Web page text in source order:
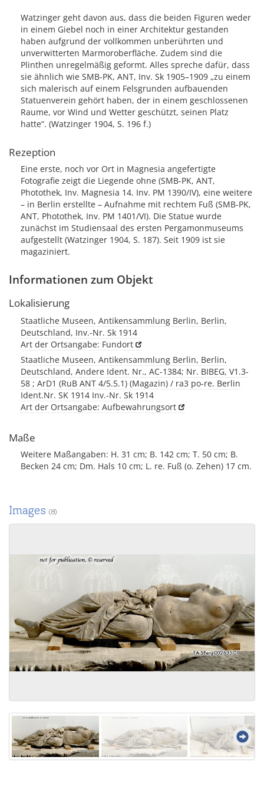
Watzinger geht davon aus, dass die beiden Figuren weder
in einem Giebel noch in einer Architektur gestanden
haben aufgrund der vollkommen unberührten und
unverwitterten Marmoroberfläche. Zudem sind die
Plinthen unregelmäßig geformt. Alles spreche dafür, dass
sie ähnlich wie SMB-PK, ANT, Inv. Sk 1905–1909 „zu einem
sich malerisch auf einem Felsgrunden aufbauenden
Statuenverein gehört haben, der in einem geschlossenen
Raume, vor Wind und Wetter geschützt, seinen Platz
hatte“. (Watzinger 1904, S. 196 f.)
Rezeption
Eine erste, noch vor Ort in Magnesia angefertigte
Fotografie zeigt die Liegende ohne (SMB-PK, ANT,
Photothek, Inv. Magnesia 14. Inv. PM 1390/IV), eine weitere
– in Berlin erstellte – Aufnahme mit rechtem Fuß (SMB-PK,
ANT, Photothek, Inv. PM 1401/VI). Die Statue wurde
zunächst im Studiensaal des ersten Pergamonmuseums
aufgestellt (Watzinger 1904, S. 187). Seit 1909 ist sie
magaziniert.
Informationen zum Objekt
Lokalisierung
Staatliche Museen, Antikensammlung Berlin, Berlin,
Deutschland, Inv.-Nr. Sk 1914
Art der Ortsangabe: Fundort
Staatliche Museen, Antikensammlung Berlin, Berlin,
Deutschland, Andere Ident. Nr., AC-1384; Nr. BIBEG, V1.3-
58 ; ArD1 (RuB ANT 4/5.5.1) (Magazin) / ra3 po-re. Berlin
Ident.Nr. SK 1914 Inv.-Nr. Sk 1914
Art der Ortsangabe: Aufbewahrungsort
Maße
Weitere Maßangaben: H. 31 cm; B. 142 cm; T. 50 cm; B.
Becken 24 cm; Dm. Hals 10 cm; L. re. Fuß (o. Zehen) 17 cm.
Images (8)